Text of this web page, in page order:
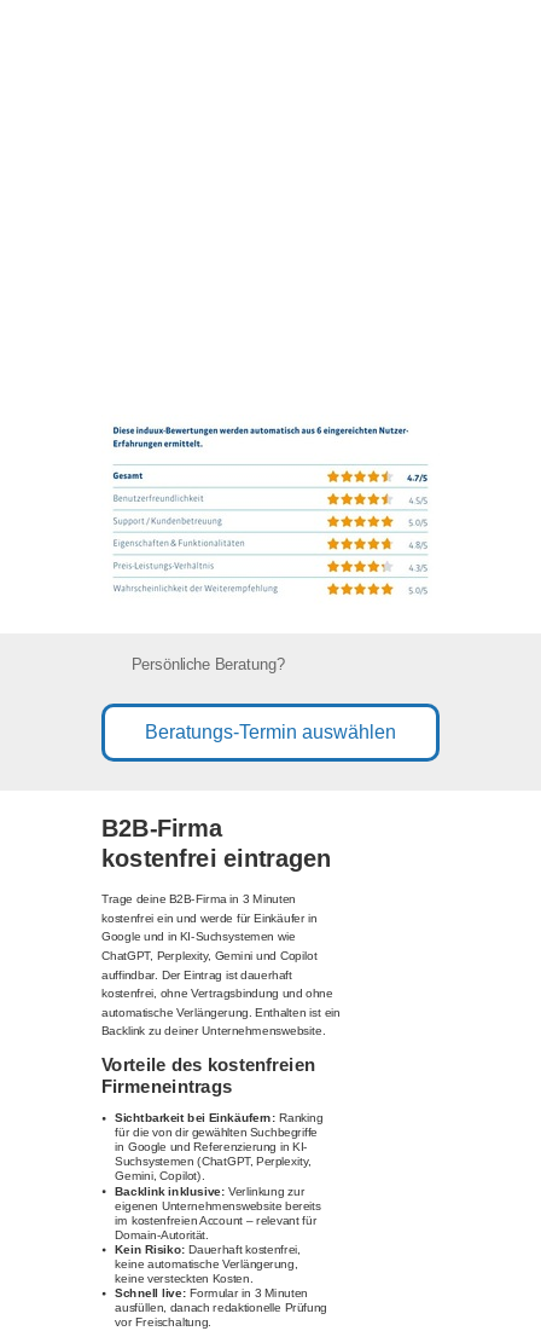
Beratungs-Termin auswählen
Persönliche Beratung?
B2B-Firma
kostenfrei eintragen
Trage deine B2B-Firma in 3 Minuten
kostenfrei ein und werde für Einkäufer in
Google und in KI-Suchsystemen wie
ChatGPT, Perplexity, Gemini und Copilot
auffindbar. Der Eintrag ist dauerhaft
kostenfrei, ohne Vertragsbindung und ohne
automatische Verlängerung. Enthalten ist ein
Backlink zu deiner Unternehmenswebsite.
Vorteile des kostenfreien
Firmeneintrags
Sichtbarkeit bei Einkäufern: Ranking
für die von dir gewählten Suchbegriffe
in Google und Referenzierung in KI-
Suchsystemen (ChatGPT, Perplexity,
Gemini, Copilot).
Backlink inklusive: Verlinkung zur
eigenen Unternehmenswebsite bereits
im kostenfreien Account – relevant für
Domain-Autorität.
Kein Risiko: Dauerhaft kostenfrei,
keine automatische Verlängerung,
keine versteckten Kosten.
Schnell live: Formular in 3 Minuten
ausfüllen, danach redaktionelle Prüfung
vor Freischaltung.